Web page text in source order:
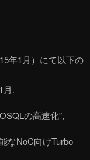
年1月）にて以下の
月.
の高速化”,
なNoC向けTurbo